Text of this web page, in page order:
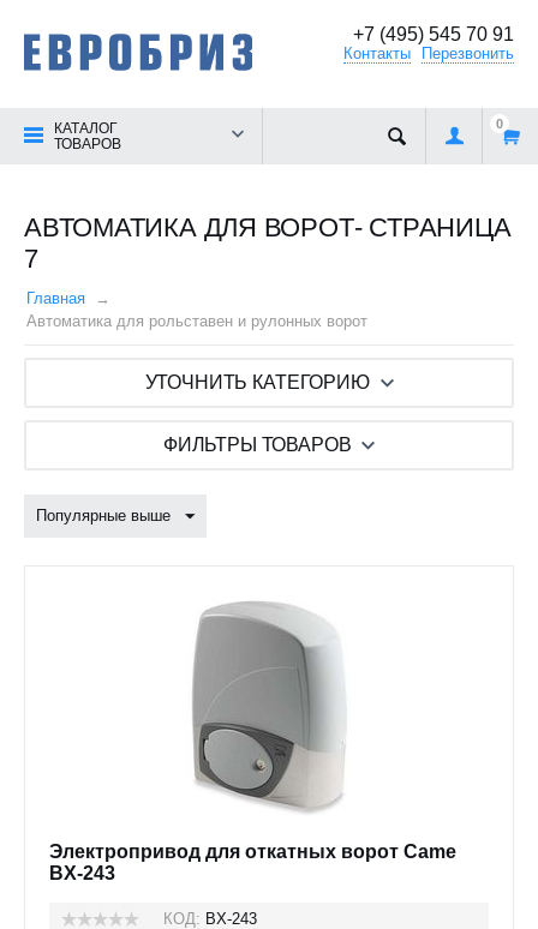
+7 (495) 545 70 91
Контакты Перезвонить
КАТАЛОГ
ТОВАРОВ
0
АВТОМАТИКА ДЛЯ ВОРОТ- СТРАНИЦА
7
Главная
Автоматика для рольставен и рулонных ворот
УТОЧНИТЬ КАТЕГОРИЮ
ФИЛЬТРЫ ТОВАРОВ
Популярные выше
Электропривод для откатных ворот Came
BX-243
КОД: BX-243